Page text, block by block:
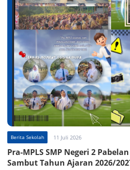
Berita Sekolah 11 Juli 2026
Pra-MPLS SMP Negeri 2
Sambut Tahun Ajaran 2026/